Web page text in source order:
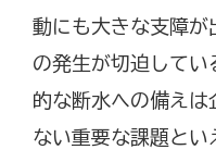
動にも大きな支障が
の発生が切迫して
的な断水への備え
ない重要な課題とい